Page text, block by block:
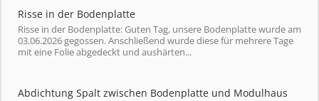
Risse in der Bodenplatte
Risse in der Bodenplatte: Guten Tag, unsere Bodenplatte wurde am
03.06.2026 gegossen. Anschließend wurde diese für mehrere Tage
mit eine Folie abgedeckt und aushärten...
Abdichtung Spalt zwischen Bodenplatte und Modulhaus